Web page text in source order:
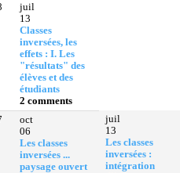
juil
13
Classes
inversées, les
effets : I. Les
"résultats" des
élèves et des
étudiants
2 comments
oct
06
Les classes
inversées ...
paysage ouvert
juil
13
Les classes
inversées :
intégration